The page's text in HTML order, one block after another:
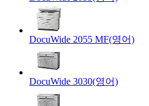
DocuWide 2055 MF(영어)
DocuWide 3030(영어)